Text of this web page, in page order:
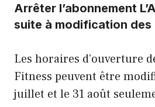
Arrêter l’abonnement
suite à modification des
Les horaires d’ouverture
Fitness peuvent être
juillet et le 31 août